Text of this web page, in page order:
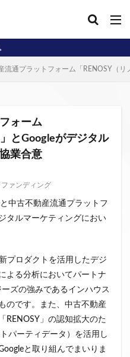
流通プラットフォーム「RENOSY（
ォーム
とGoogleがデジタル
業合意
ァンディング
中古不動産流通プラットフ
タルマーケティングにおい
プロダクトを活用したデジ
よる分析においてパートナ
ズの強みであるインハウス
のです。また、中古不動産
RENOSY」の認知拡大のた
パーティデータ）を活用し
と取り組んでまいりま
インタビュー動画
ソーシャル
オブ・ザ・イヤー
会 不特法
API連携 市場規模
ラウドファンディング